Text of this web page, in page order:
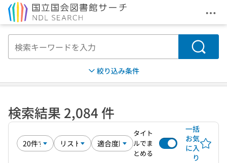
メ
検索
絞り込み条件
検索結果 2,084 件
タイト
ルでま
とめる
一括
お気
に入
り